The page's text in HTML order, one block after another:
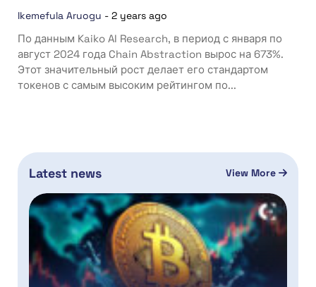
Ikemefula Aruogu - 2 years ago
По данным Kaiko AI Research, в период с января по
август 2024 года Chain Abstraction вырос на 673%.
Этот значительный рост делает его стандартом
токенов с самым высоким рейтингом по...
Latest news View More